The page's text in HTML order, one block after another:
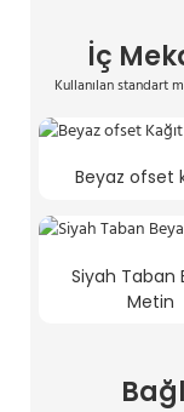
İç
Kullanılan standart
Beyaz ofset
Siyah Taban
Metin